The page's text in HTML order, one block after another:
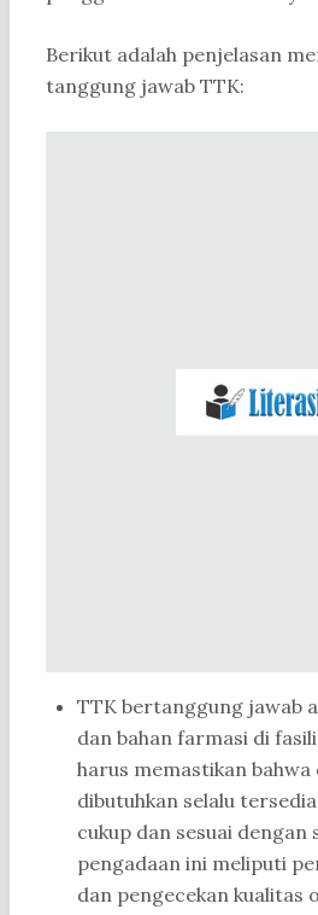
Berikut adalah penjelasan
tanggung jawab TTK:
TTK bertanggung jawab
dan bahan farmasi di
harus memastikan
dibutuhkan selalu
cukup dan sesuai
pengadaan ini meliputi
dan pengecekan kualitas